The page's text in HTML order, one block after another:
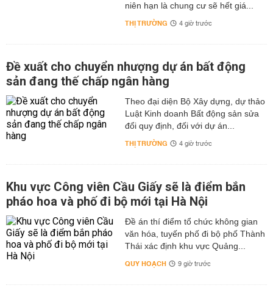
niên hạn là chung cư sẽ hết giá...
THỊ TRƯỜNG 4 giờ trước
Đề xuất cho chuyển nhượng dự án bất động
sản đang thế chấp ngân hàng
Theo đại diện Bộ Xây dựng, dự thảo
Luật Kinh doanh Bất động sản sửa
đổi quy định, đối với dự án...
THỊ TRƯỜNG 4 giờ trước
Khu vực Công viên Cầu Giấy sẽ là điểm bắn
pháo hoa và phố đi bộ mới tại Hà Nội
Đề án thí điểm tổ chức không gian
văn hóa, tuyến phố đi bộ phố Thành
Thái xác định khu vực Quảng...
QUY HOẠCH 9 giờ trước